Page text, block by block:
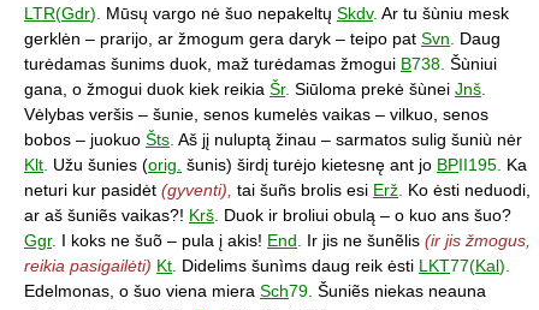
LTR(Gdr). Mūsų vargo nė šuo nepakeltų Skdv. Ar tu šùniu mesk
gerklėn – prarijo, ar žmogum gera daryk – teipo pat Svn. Daug
turėdamas šunims duok, maž turėdamas žmogui B738. Šùniui
gana, o žmogui duok kiek reikia Šr. Siūloma prekė šùnei Jnš.
Vėlybas veršis – šunie, senos kumelės vaikas – vilkuo, senos
bobos – juokuo Šts. Aš jį nuluptą žinau – sarmatos sulig šuniù nėr
Klt. Užu šunies (orig. šunis) širdį turėjo kietesnę ant jo BPII195. Ka
neturi kur pasidėt (gyventi), tai šuñs brolis esi Erž. Ko ėsti neduodi,
ar aš šuniẽs vaikas?! Krš. Duok ir broliui obulą – o kuo ans šuo?
Ggr. I koks ne šuõ – pula į akis! End. Ir jis ne šunẽlis (ir jis žmogus,
reikia pasigailėti) Kt. Didelims šunìms daug reik ėsti LKT77(Kal).
Edelmonas, o šuo viena miera Sch79. Šuniẽs niekas neauna